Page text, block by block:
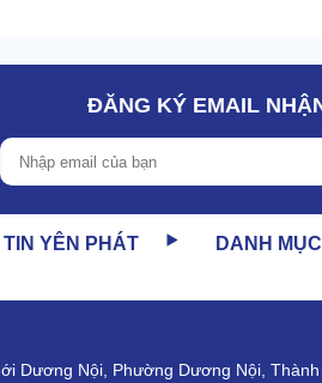
& bẩn, model này được trang bị
từ đầu đến cuối chu trình.
ĐĂNG KÝ EMAIL
TIN YÊN PHÁT DANH
Dương Nội, Phường Dương Nội,